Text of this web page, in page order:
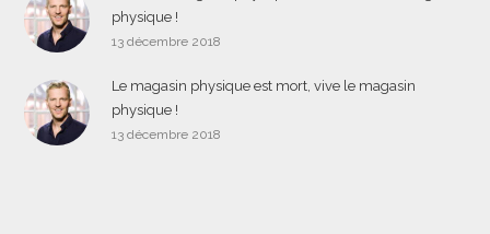
physique !
13 décembre 2018
Le magasin physique est mort, vive le magasin
physique !
13 décembre 2018